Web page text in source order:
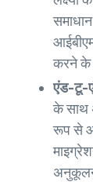
करने के
एंड-टू-
के साथ
रूप से